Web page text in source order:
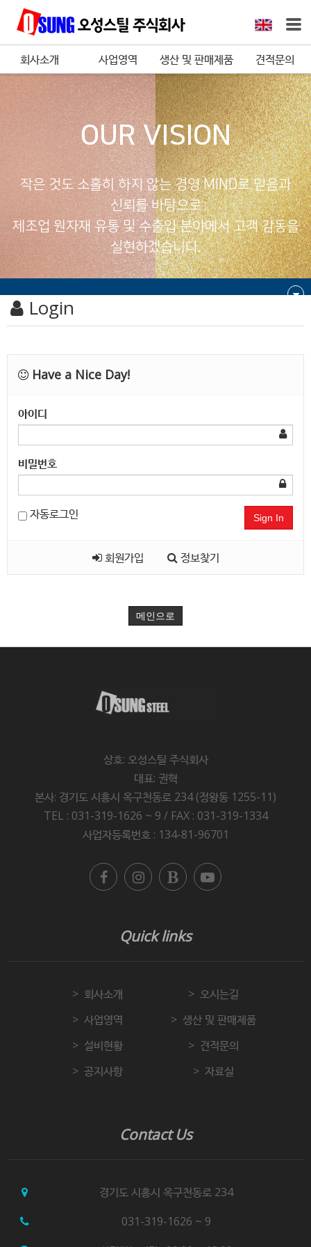
회사소개 사업영역 생산 및 판매제품 견적문의
OUR VISION
작은 것도 소홀히 하지 않는 경영 MIND로 믿음과
신뢰를 바탕으로
제조업 원자재 유통 및 수출입 분야에서 고객 감동을
실현하겠습니다.
Login
Have a Nice Day!
아이디
비밀번호
자동로그인 Sign In
회원가입 정보찾기
메인으로
상호: 오성스틸 주식회사
대표: 권혁
본사: 경기도 시흥시 옥구천동로 234 (정왕동 1255-11)
TEL : 031-319-1626 ~ 9 / FAX : 031-319-1334
사업자등록번호 : 134-81-96701
Quick links
회사소개
오시는길
사업영역
생산 및 판매제품
설비현황
견적문의
공지사항
자료실
Contact Us
경기도 시흥시 옥구천동로 234
031-319-1626 ~ 9